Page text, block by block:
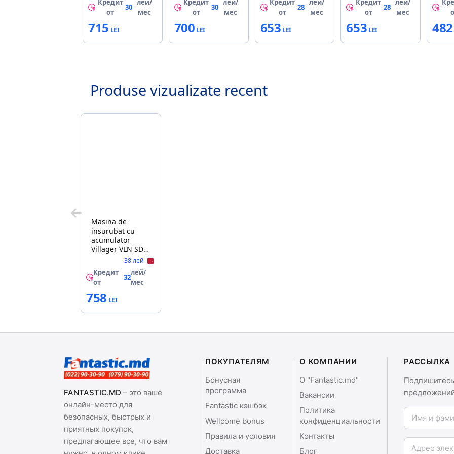
Кредит
от
30
лей/
мес
715
Кредит
от
30
лей/
мес
700
Кредит
от
28
лей/
мес
653
Кредит
от
28
лей/
мес
653 482
Produse vizualizate recent
Masina de
insurubat cu
acumulator
Villager VLN SDL
38 лей
Кредит
от
32
лей/
мес
758
FANTASTIC.MD – это ваше
онлайн-место для
безопасных, быстрых и
приятных покупок,
предлагающее все, что вам
ПОКУПАТЕЛЯМ
Бонусная
программа
Fantastic кэшбэк
Wellcome bonus
Правила и условия
Доставка
О КОМПАНИИ
О "Fantastic.md"
Вакансии
Политика
конфиденциальности
Контакты
Блог
РАССЫЛКА
Имя и фамилия
Email